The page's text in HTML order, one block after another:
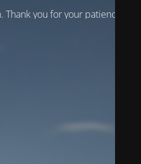
you for your patience!